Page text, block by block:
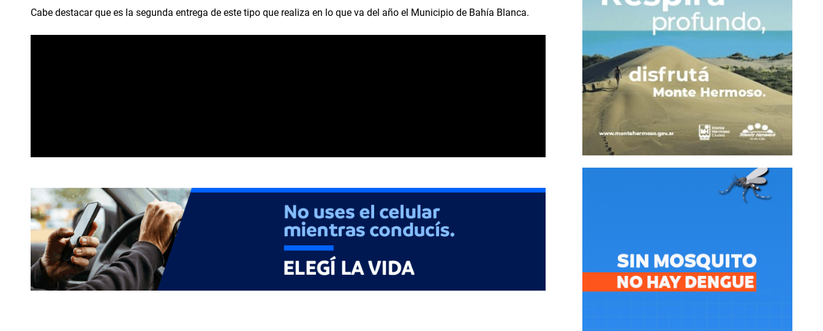
Cabe destacar que es la segunda entrega de este tipo que realiza en lo que va del año el Municipio de Bahía Blanca.